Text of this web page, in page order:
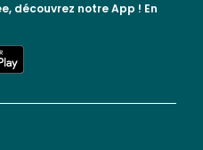
découvrez notre App ! En